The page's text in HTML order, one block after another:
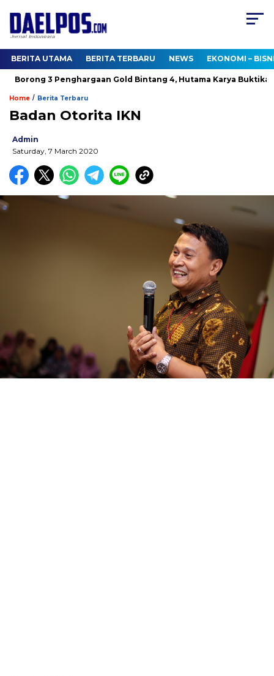
BERITA UTAMA BERITA TERBARU NEWS EKONOMI –
Borong 3 Penghargaan Gold Bintang 4, Hutama Karya Buktikan
Home / Berita Terbaru
Badan Otorita IKN
Admin
Saturday, 7 March 2020